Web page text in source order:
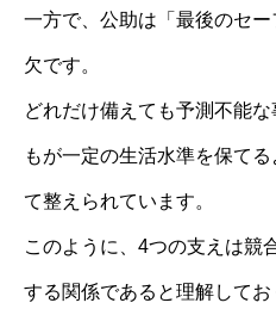
一方で、公助は「最後のセ
欠です。
どれだけ備えても予測不能
もが一定の生活水準を保て
て整えられています。
このように、4つの支えは競
する関係であると理解してお